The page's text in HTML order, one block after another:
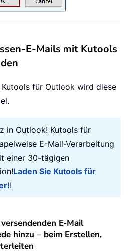
E-Mails mit Kutools
für Outlook wird diese
in Outlook! Kutools für
E-Mail-Verarbeitung
einer 30-tägigen
Laden Sie Kutools für
!
E-Mail
hinzu – beim Erstellen,